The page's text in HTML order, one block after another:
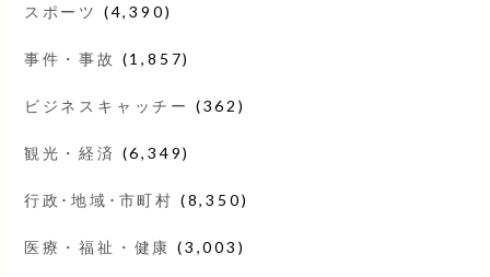
スポーツ (4,390)
事件・事故 (1,857)
ビジネスキャッチー (362)
観光・経済 (6,349)
行政･地域･市町村 (8,350)
医療・福祉・健康 (3,003)